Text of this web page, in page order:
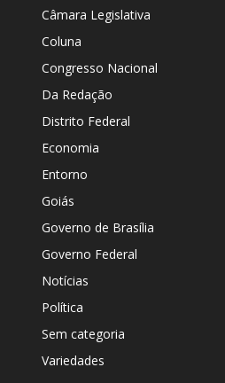
Câmara Legislativa
Coluna
Congresso Nacional
Da Redação
Distrito Federal
Economia
Entorno
Goiás
Governo de Brasília
Governo Federal
Notícias
Política
Sem categoria
Variedades